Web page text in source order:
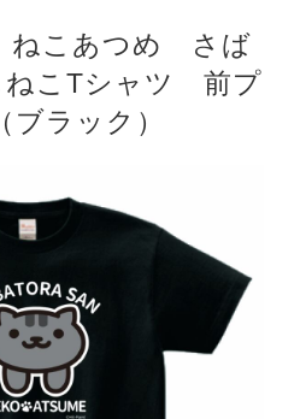
ねこあつめ さば
こTシャツ 前プ
ブラック）